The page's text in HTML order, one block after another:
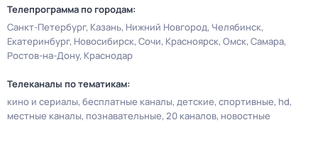
Телепрограмма по городам:
Санкт-Петербург Казань Нижний Новгород Челябинск
Екатеринбург Новосибирск Сочи Красноярск Омск Самара
Ростов-на-Дону Краснодар
Телеканалы по тематикам:
кино и сериалы бесплатные каналы детские спортивные hd
местные каналы познавательные 20 каналов новостные